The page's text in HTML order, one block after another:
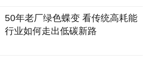
50年老厂绿色蝶变 看传统高耗能
行业如何走出低碳新路